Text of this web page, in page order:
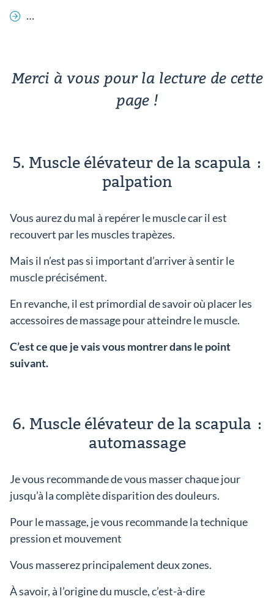
…
Merci à vous pour la lecture de cette
page !
5. Muscle élévateur de la scapula :
palpation
Vous aurez du mal à repérer le muscle car il est
recouvert par les muscles trapèzes.
Mais il n’est pas si important d’arriver à sentir le
muscle précisément.
En revanche, il est primordial de savoir où placer les
accessoires de massage pour atteindre le muscle.
C’est ce que je vais vous montrer dans le point
suivant.
6. Muscle élévateur de la scapula :
automassage
Je vous recommande de vous masser chaque jour
jusqu’à la complète disparition des douleurs.
Pour le massage, je vous recommande la technique
pression et mouvement
Vous masserez principalement deux zones.
À savoir, à l’origine du muscle, c’est-à-dire